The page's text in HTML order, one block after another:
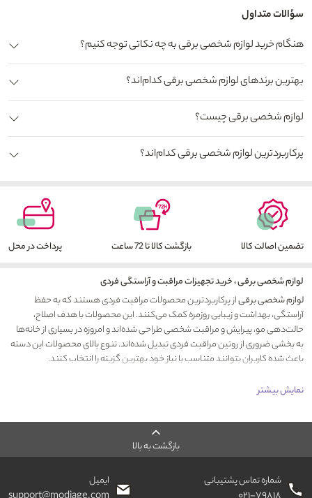
سؤالات متداول
هنگام خرید لوازم شخصی برقی به چه نکاتی توجه کنیم؟
بهترین برندهای لوازم شخصی برقی کدام‌اند؟
لوازم شخصی برقی چیست؟
پرکاربردترین لوازم شخصی برقی کدام‌اند؟
تضمین اصالت کالا بازگشت کالا تا 72 ساعت پرداخت در محل
لوازم شخصی برقی ، خرید تجهیزات مراقبت و آراستگی فردی
لوازم شخصی برقیاز پرکاربردترین محصولات مراقبت فردی هستند که به حفظ
آراستگی، بهداشت و زیبایی روزمره کمک می‌کنند. این محصولات با هدف اصلاح،
حالت‌دهی مو، پیرایش و مراقبت شخصی طراحی شده‌اند و امروزه در بسیاری از خانه‌ها
به بخشی ضروری از روتین مراقبت فردی تبدیل شده‌اند. تنوع بالای محصولات این دسته
باعث شده کاربران بتوانند متناسب با نیاز خود بهترین گزینه را انتخاب کنند.
در دسته
لوازم شخصی برقی
ریش‌تراش، موزن بینی و گوش،
می‌توانند به صرفه‌جویی در زمان و افزایش کیفیت مراقبت شخصی کمک کنند.
هنگامخرید لوازم شخصیبرقی بهتر است به عواملی مانند کیفیت ساخت، توان
انتخاب یک سشوار مناسب می‌تواند به خشک کردن سریع‌تر و محافظت بهتر از موها
نمایش بیشتر
بازگشت به بالا
شماره تماس پشتیبانی ایمیل